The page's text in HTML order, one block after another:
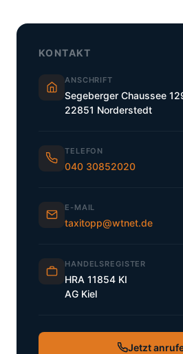
KONTAKT
ANSCHRIFT
Segeberger Chaussee
22851 Norderstedt
TELEFON
040 30852020
E-MAIL
taxitopp@wtnet.de
HANDELSREGISTER
HRA 11854 KI
AG Kiel
Jetzt